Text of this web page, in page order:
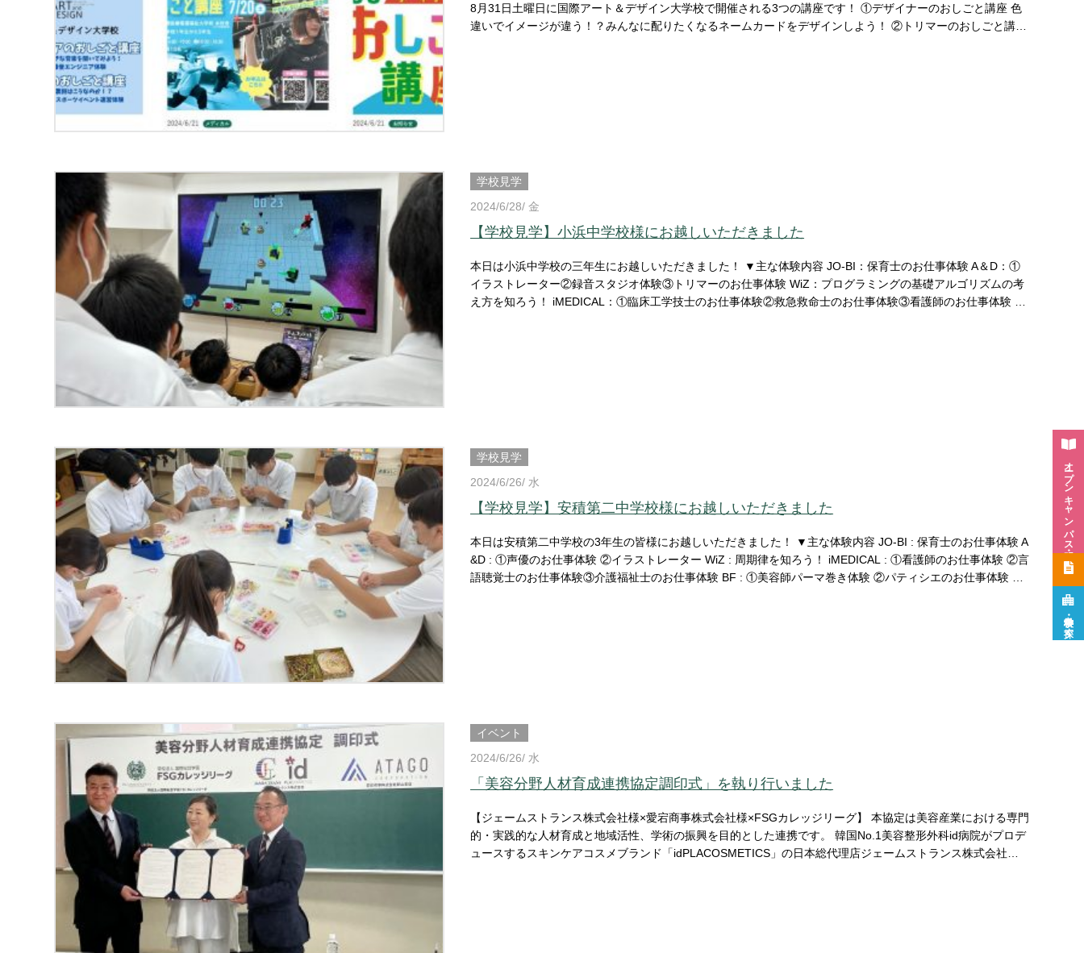
オープン
キャンパス・
学校・学科を
探す
8月31日土曜日に国際アート＆デザイン大学校で開催される3つの講座です！ ①デザイナーのおしごと講座 色
違いでイメージが違う！？みんなに配りたくなるネームカードをデザインしよう！ ②トリマーのおしごと講座
学校見学
2024/6/28/ 金
【学校見学】小浜中学校様にお越しいただきました
本日は小浜中学校の三年生にお越しいただきました！ ▼主な体験内容 JO-BI：保育士のお仕事体験 A＆D：①
イラストレーター②録音スタジオ体験③トリマーのお仕事体験 WiZ：プログラミングの基礎アルゴリズムの考
え方を知ろう！ iMEDICAL：①臨床工学技士のお仕事体験②救急救命士のお仕事体験③看護師のお仕事体験 B
学校見学
2024/6/26/ 水
【学校見学】安積第二中学校様にお越しいただきました
本日は安積第二中学校の3年生の皆様にお越しいただきました！ ▼主な体験内容 JO-BI : 保育士のお仕事体験 A
&D : ①声優のお仕事体験 ②イラストレーター WiZ : 周期律を知ろう！ iMEDICAL : ①看護師のお仕事体験 ②言
語聴覚士のお仕事体験③介護福祉士のお仕事体験 BF : ①美容師パーマ巻き体験 ②パティシエのお仕事体験 キ
イベント
2024/6/26/ 水
「美容分野人材育成連携協定調印式」を執り行いました
【ジェームストランス株式会社様×愛宕商事株式会社様×FSGカレッジリーグ】 本協定は美容産業における専門
的・実践的な人材育成と地域活性、学術の振興を目的とした連携です。 韓国No.1美容整形外科id病院がプロデ
ュースするスキンケアコスメブランド「idPLACOSMETICS」の日本総代理店ジェームストランス株式会社とF